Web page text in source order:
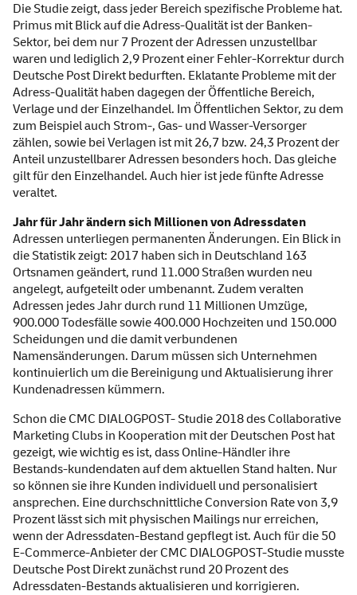
Die Studie zeigt, dass jeder Bereich spezifische Probleme hat.
Primus mit Blick auf die Adress-Qualität ist der Banken-
Sektor, bei dem nur 7 Prozent der Adressen unzustellbar
waren und lediglich 2,9 Prozent einer Fehler-Korrektur durch
Deutsche Post Direkt bedurften. Eklatante Probleme mit der
Adress-Qualität haben dagegen der Öffentliche Bereich,
Verlage und der Einzelhandel. Im Öffentlichen Sektor, zu dem
zum Beispiel auch Strom-, Gas- und Wasser-Versorger
zählen, sowie bei Verlagen ist mit 26,7 bzw. 24,3 Prozent der
Anteil unzustellbarer Adressen besonders hoch. Das gleiche
gilt für den Einzelhandel. Auch hier ist jede fünfte Adresse
veraltet.
Jahr für Jahr ändern sich Millionen von Adressdaten
Adressen unterliegen permanenten Änderungen. Ein Blick in
die Statistik zeigt: 2017 haben sich in Deutschland 163
Ortsnamen geändert, rund 11.000 Straßen wurden neu
angelegt, aufgeteilt oder umbenannt. Zudem veralten
Adressen jedes Jahr durch rund 11 Millionen Umzüge,
900.000 Todesfälle sowie 400.000 Hochzeiten und 150.000
Scheidungen und die damit verbundenen
Namensänderungen. Darum müssen sich Unternehmen
kontinuierlich um die Bereinigung und Aktualisierung ihrer
Kundenadressen kümmern.
Schon die CMC DIALOGPOST- Studie 2018 des Collaborative
Marketing Clubs in Kooperation mit der Deutschen Post hat
gezeigt, wie wichtig es ist, dass Online-Händler ihre
Bestands-kundendaten auf dem aktuellen Stand halten. Nur
so können sie ihre Kunden individuell und personalisiert
ansprechen. Eine durchschnittliche Conversion Rate von 3,9
Prozent lässt sich mit physischen Mailings nur erreichen,
wenn der Adressdaten-Bestand gepflegt ist. Auch für die 50
E-Commerce-Anbieter der CMC DIALOGPOST-Studie musste
Deutsche Post Direkt zunächst rund 20 Prozent des
Adressdaten-Bestands aktualisieren und korrigieren.